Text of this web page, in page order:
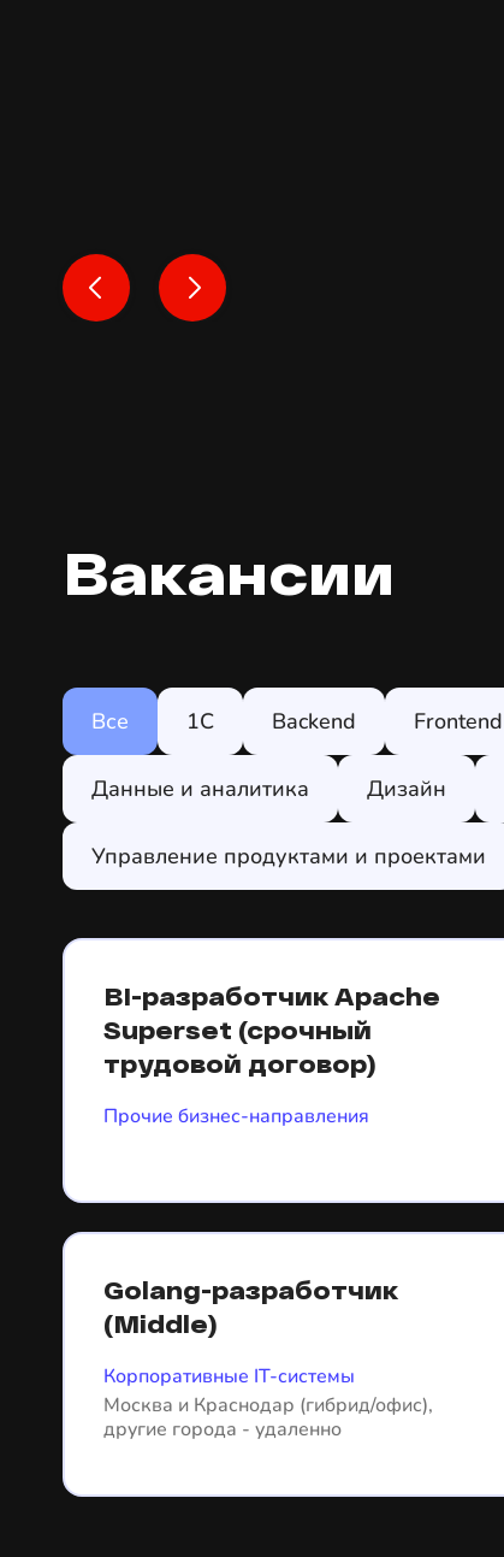
Вакансии
Все 1C Backend Frontend
Данные и аналитика Дизайн
Управление продуктами и проектами
BI-разработчик Apache
Superset (срочный
трудовой договор)
Прочие бизнес-направления
Golang-разработчик
(Middle)
Корпоративные IT-системы
Москва и Краснодар (гибрид/офис),
другие города - удаленно